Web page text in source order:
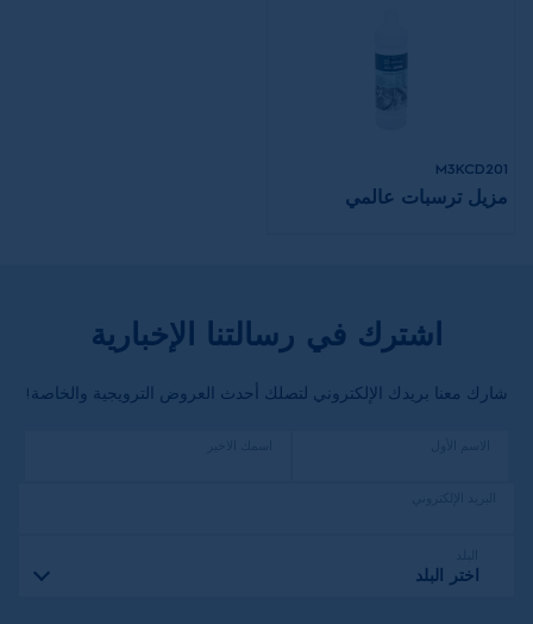
M3KCD201
مزيل ترسبات عالمي
اشترك في رسالتنا الإخبارية
شارك معنا بريدك الإلكتروني لتصلك أحدث العروض الترويجية والخاصة!
اختر البلد